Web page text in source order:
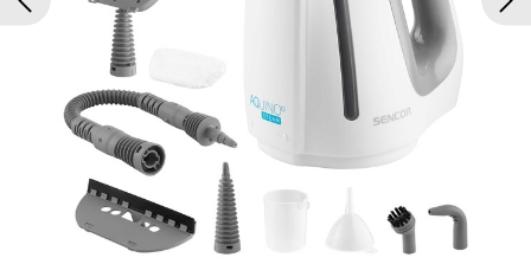
ОФИС И КАБЕЛИ